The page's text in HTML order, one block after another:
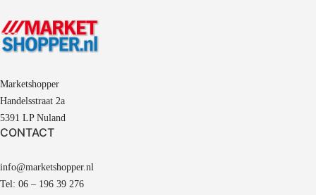
Marketshopper
Handelsstraat 2a
5391 LP Nuland
CONTACT
info@marketshopper.nl
Tel: 06 – 196 39 276